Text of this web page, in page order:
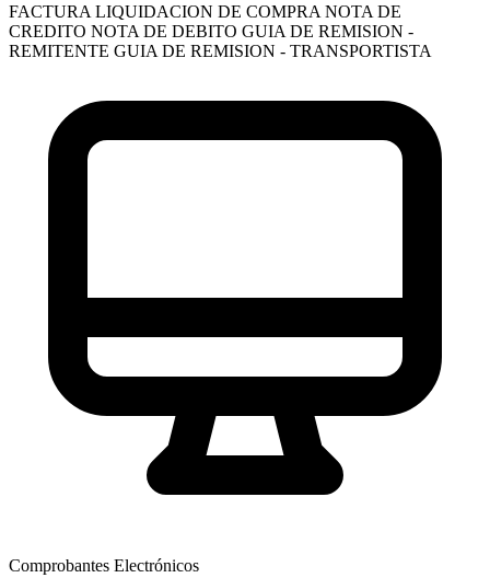
FACTURA LIQUIDACION DE COMPRA NOTA DE
CREDITO NOTA DE DEBITO GUIA DE REMISION -
REMITENTE GUIA DE REMISION - TRANSPORTISTA
Comprobantes Electrónicos